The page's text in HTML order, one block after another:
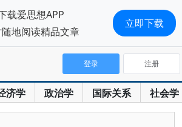
济学 政治学 国际关系 社会学
登录 注册
载爱思想APP
地阅读精品文章
立即下载